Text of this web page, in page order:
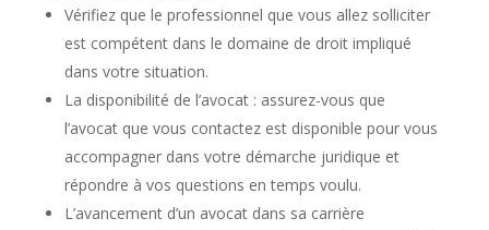
Vérifiez que le professionnel que vous allez solliciter
est compétent dans le domaine de droit impliqué
dans votre situation.
La disponibilité de l’avocat : assurez-vous que
l’avocat que vous contactez est disponible pour vous
accompagner dans votre démarche juridique et
répondre à vos questions en temps voulu.
L’avancement d’un avocat dans sa carrière